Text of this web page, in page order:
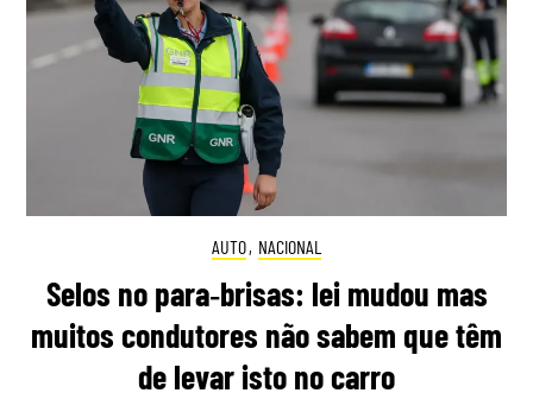
AUTO, NACIONAL
Selos no para‑brisas: lei mudou mas
muitos condutores não sabem que têm
de levar isto no carro